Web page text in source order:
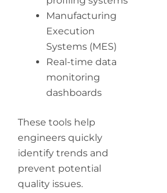
Manufacturing
Execution
Systems (MES)
Real-time data
monitoring
dashboards
These tools help
engineers quickly
identify trends and
prevent potential
quality issues.